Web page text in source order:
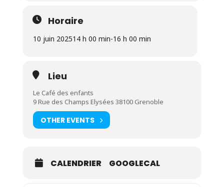
Horaire
10 juin 202514 h 00 min-16 h 00 min
Lieu
Le Café des enfants
9 Rue des Champs Elysées 38100 Grenoble
OTHER EVENTS
CALENDRIER GOOGLECAL